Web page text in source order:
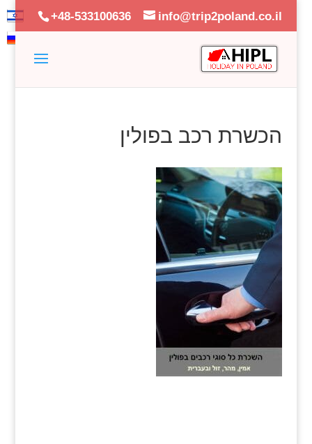
+48-533100636 info@trip2poland.co.il
הכשרת רכב בפולין